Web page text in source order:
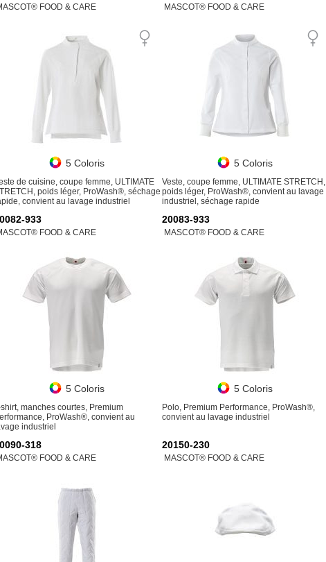
FOOD & CARE
5 Coloris
de cuisine, coupe femme, ULTIMATE
poids léger, ProWash®, séchage
convient au lavage industriel
MASCOT® FOOD & CARE
5 Coloris
Veste, coupe femme, ULTIMATE STRETCH,
poids léger, ProWash®, convient au lavage
industriel, séchage rapide
933
FOOD & CARE
5 Coloris
shirt, manches courtes, Premium
ProWash®, convient au
industriel
20083-933
MASCOT® FOOD & CARE
5 Coloris
Polo, Premium Performance, ProWash®,
convient au lavage industriel
318
FOOD & CARE
20150-230
MASCOT® FOOD & CARE